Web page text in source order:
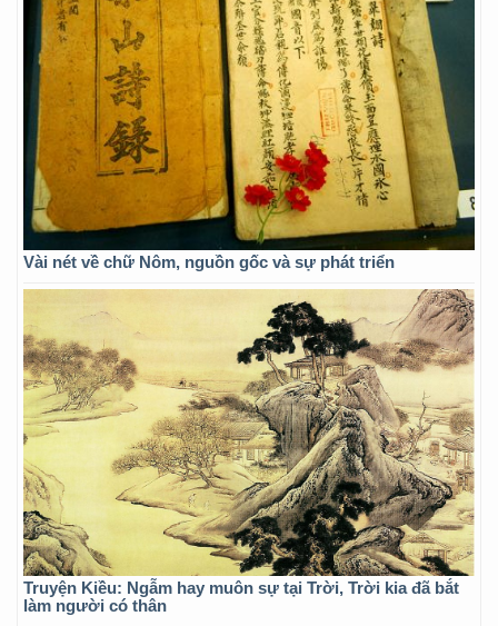
Vài nét về chữ Nôm, nguồn gốc và sự phát triển
Truyện Kiều: Ngẫm hay muôn sự tại Trời, Trời kia đã bắt
làm người có thân